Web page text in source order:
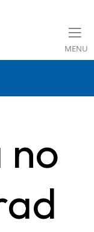
MENU
no